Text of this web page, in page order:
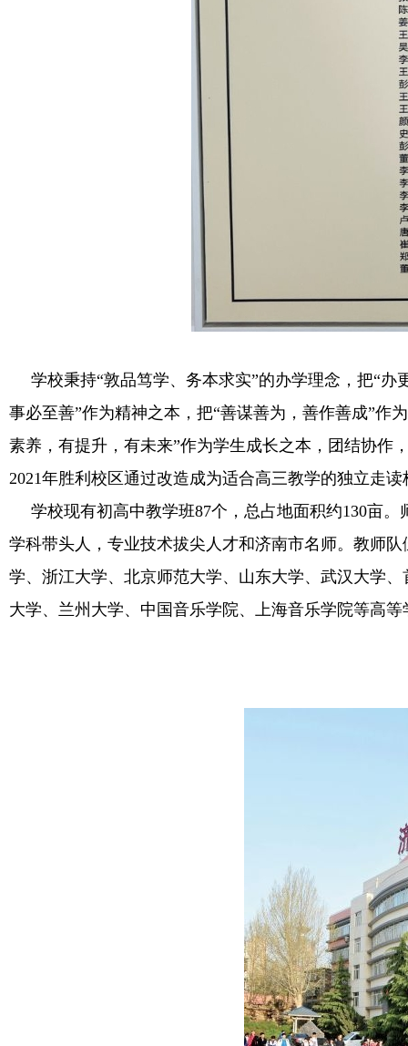
学校秉持“敦品笃学、务本求实”的办学理念，把“
事必至善”作为精神之本，把“善谋善为，善作善成”作
素养，有提升，有未来”作为学生成长之本，团结协作
2021年胜利校区通过改造成为适合高三教学的独立走
学校现有初高中教学班87个，总占地面积约130亩
学科带头人，专业技术拔尖人才和济南市名师。教师
学、浙江大学、北京师范大学、山东大学、武汉大学
大学、兰州大学、中国音乐学院、上海音乐学院等高